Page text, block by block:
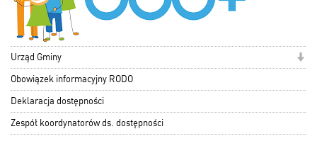
Urząd Gminy
Obowiązek informacyjny RODO
Deklaracja dostępności
Zespół koordynatorów ds. dostępności